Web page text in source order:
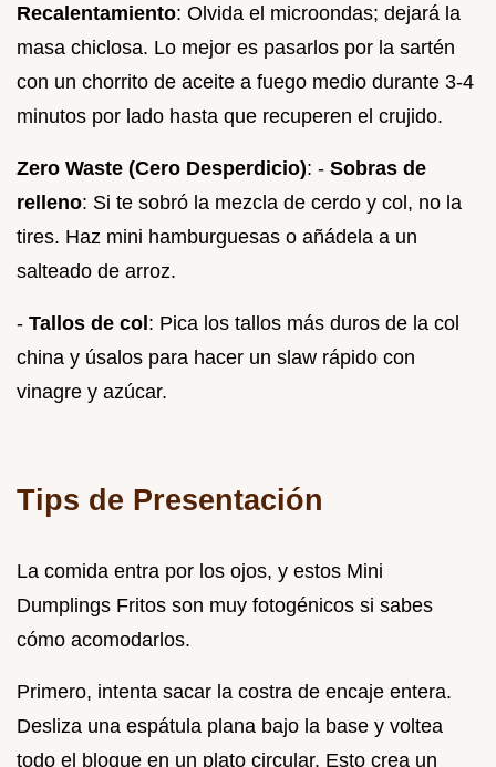
Recalentamiento: Olvida el microondas; dejará la
masa chiclosa. Lo mejor es pasarlos por la sartén
con un chorrito de aceite a fuego medio durante 3-4
minutos por lado hasta que recuperen el crujido.
Zero Waste (Cero Desperdicio): - Sobras de
relleno: Si te sobró la mezcla de cerdo y col, no la
tires. Haz mini hamburguesas o añádela a un
salteado de arroz.
- Tallos de col: Pica los tallos más duros de la col
china y úsalos para hacer un slaw rápido con
vinagre y azúcar.
Tips de Presentación
La comida entra por los ojos, y estos Mini
Dumplings Fritos son muy fotogénicos si sabes
cómo acomodarlos.
Primero, intenta sacar la costra de encaje entera.
Desliza una espátula plana bajo la base y voltea
todo el bloque en un plato circular. Esto crea un